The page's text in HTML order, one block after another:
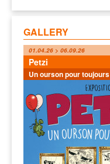
GALLERY
01.04.26 > 06.09.26
Petzi
Un ourson pour toujours